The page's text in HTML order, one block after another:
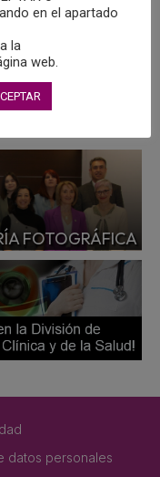
del COPCLM,
FOTOGRÁFICA
datos personales
en el apartado
la
web.